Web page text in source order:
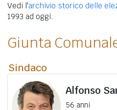
Vedi l'archivio storico delle
1993 ad oggi.
Giunta
Sindaco
Alfonso
56 anni